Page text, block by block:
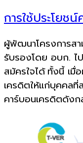
การใช้ประโยช
ผู้พัฒนาโครงการสา
รับรองโดย อบก. ไ
สมัครใจได้ ทั้งนี้ เมื่
เครดิตให้แก่บุคคลที่
คาร์บอนเครดิตดังก